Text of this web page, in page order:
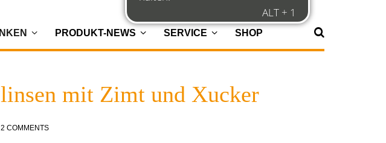
PRODUKT-NEWS SERVICE SHOP
mit Zimt und Xucker
2 COMMENTS